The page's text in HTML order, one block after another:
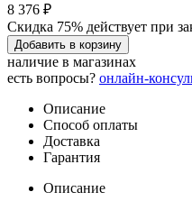
8 376 ₽
Скидка 75% действует при
Добавить в корзину
наличие в магазинах
есть вопросы? онлайн-
Описание
Способ оплаты
Доставка
Гарантия
Описание